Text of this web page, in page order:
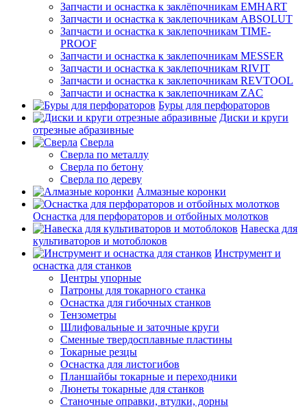
Запчасти и оснастка к заклёпочникам EMHART
Запчасти и оснастка к заклепочникам ABSOLUT
Запчасти и оснастка к заклепочникам TIME-
PROOF
Запчасти и оснастка к заклепочникам MESSER
Запчасти и оснастка к заклепочникам RIVIT
Запчасти и оснастка к заклепочникам REVTOOL
Запчасти и оснастка к заклепочникам ZAC
Буры для перфораторов
Диски и круги
отрезные абразивные
Сверла
Сверла по металлу
Сверла по бетону
Сверла по дереву
Алмазные коронки
Оснастка для перфораторов и отбойных молотков
Навеска для
культиваторов и мотоблоков
Инструмент и
оснастка для станков
Центры упорные
Патроны для токарного станка
Оснастка для гибочных станков
Тензометры
Шлифовальные и заточные круги
Сменные твердосплавные пластины
Токарные резцы
Оснастка для листогибов
Планшайбы токарные и переходники
Люнеты токарные для станков
Станочные оправки, втулки, дорны